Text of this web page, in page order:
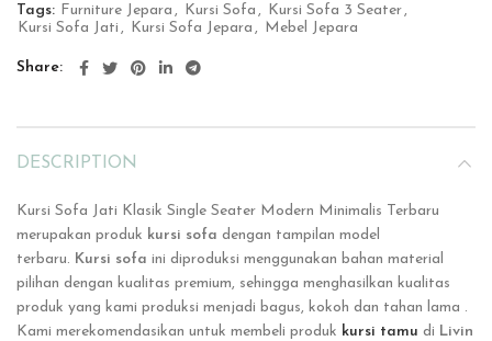
Tags: Furniture Jepara , Kursi Sofa , Kursi Sofa 3 Seater ,
Kursi Sofa Jati , Kursi Sofa Jepara , Mebel Jepara
Share
DESCRIPTION
Kursi Sofa Jati Klasik Single Seater Modern Minimalis Terbaru
merupakan produk kursi sofa dengan tampilan model
terbaru. Kursi sofa ini diproduksi menggunakan bahan material
pilihan dengan kualitas premium, sehingga menghasilkan kualitas
produk yang kami produksi menjadi bagus, kokoh dan tahan lama .
Kami merekomendasikan untuk membeli produk kursi tamu di Livin